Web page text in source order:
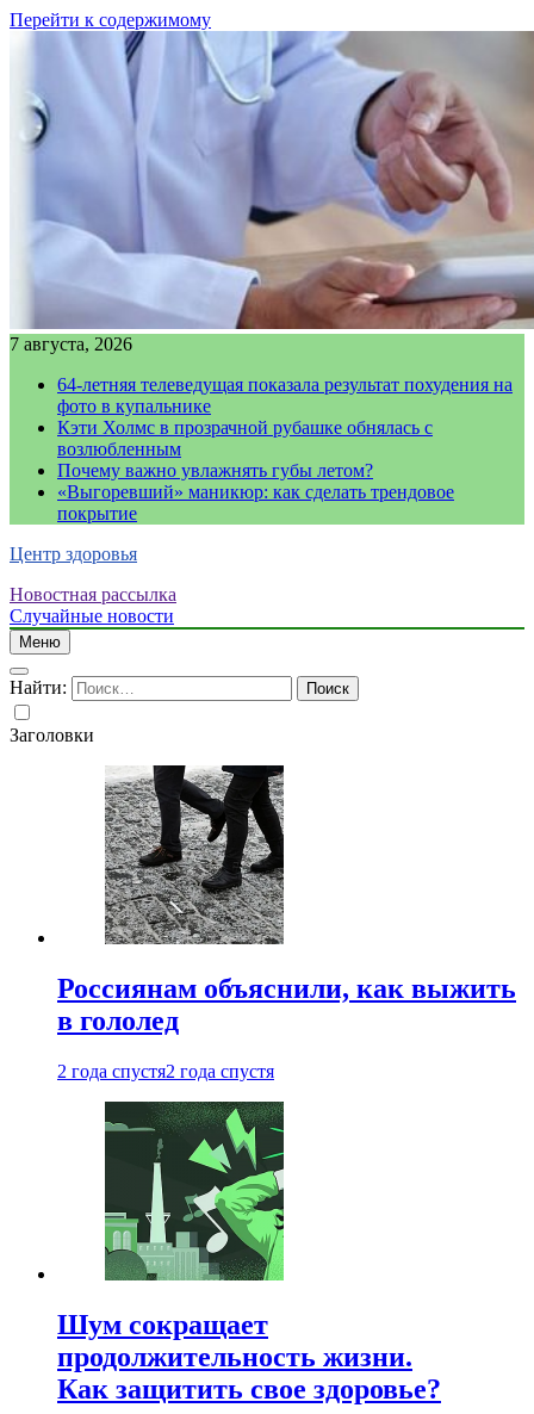
Перейти к содержимому
7 августа, 2026
64-летняя телеведущая показала результат похудения на
фото в купальнике
Кэти Холмс в прозрачной рубашке обнялась с
возлюбленным
Почему важно увлажнять губы летом?
«Выгоревший» маникюр: как сделать трендовое
покрытие
Центр здоровья
Новостная рассылка
Случайные новости
Меню
Найти:
Заголовки
Россиянам объяснили, как выжить
в гололед
2 года спустя2 года спустя
Шум сокращает
продолжительность жизни.
Как защитить свое здоровье?